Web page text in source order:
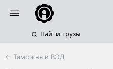
Найти грузы
← Таможня и ВЭД